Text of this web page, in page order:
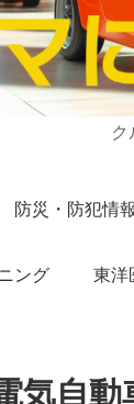
ク
防災・防犯情
ング 東洋
気自動